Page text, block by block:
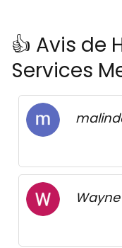
👍 Avis de
Services